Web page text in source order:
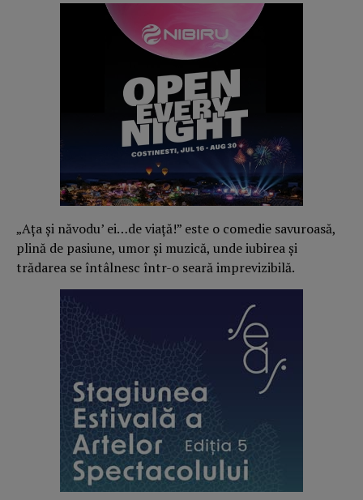
„Ața și năvodu’ ei…de viață!” este o comedie savuroasă,
plină de pasiune, umor și muzică, unde iubirea și
trădarea se întâlnesc într-o seară imprevizibilă.